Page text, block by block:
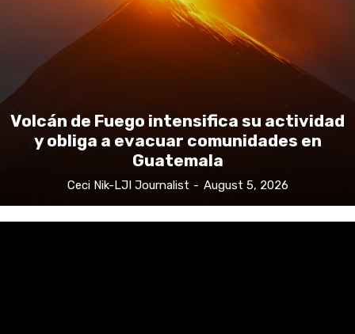
Volcán de Fuego intensifica su actividad
y obliga a evacuar comunidades en
Guatemala
Ceci Nik-LJI Journalist - August 5, 2026